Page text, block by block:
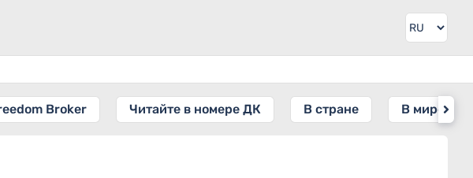
Broker Читайте в номере ДК В стране В мире